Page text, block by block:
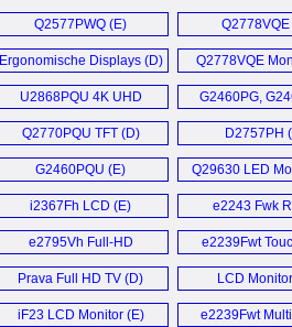
G2460VQ6 mit
Augenschutz (D)
Q3277PQU
Q2577PWQ (E) Q2778VQE
Ergonomische Displays (D) Q2778VQE
U2868PQU 4K UHD
Monitor (E)
G2460PG,
G2770PQU und
Gaming
Q2770PQU TFT (D) D2757PH
G2460PQU (E) Q29630 LED
i2367Fh LCD (E)
e2243 Fwk
Monitor
e2795Vh Full-HD
Monitor (D)
e2239Fwt
Monitor
Prava Full HD TV (D) LCD
iF23 LCD Monitor (E)
e2239Fwt